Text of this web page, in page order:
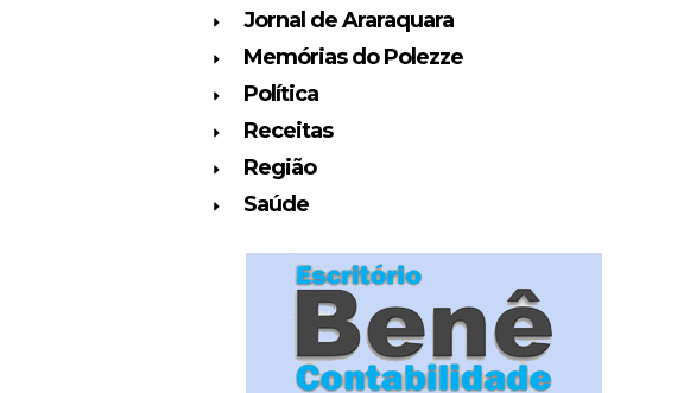
Jornal de Araraquara
Memórias do Polezze
Política
Receitas
Região
Saúde